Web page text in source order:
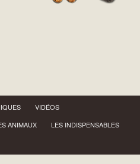
VIDÉOS
ANIMAUX
LES INDISPENSABLES